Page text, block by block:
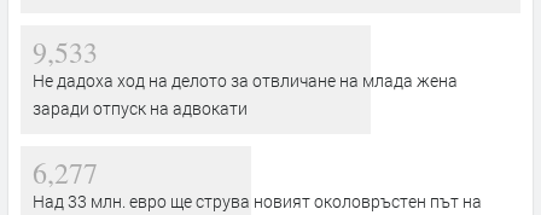
9,533
Не дадоха ход на делото за отвличане на млада жена
заради отпуск на адвокати
6,277
Над 33 млн. евро ще струва новият околовръстен път на